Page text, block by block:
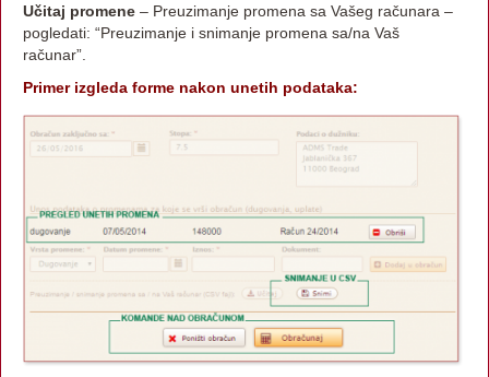
Učitaj promene – Preuzimanje promena sa Vašeg računara –
pogledati: “Preuzimanje i snimanje promena sa/na Vaš
računar”.
Primer izgleda forme nakon unetih podataka: